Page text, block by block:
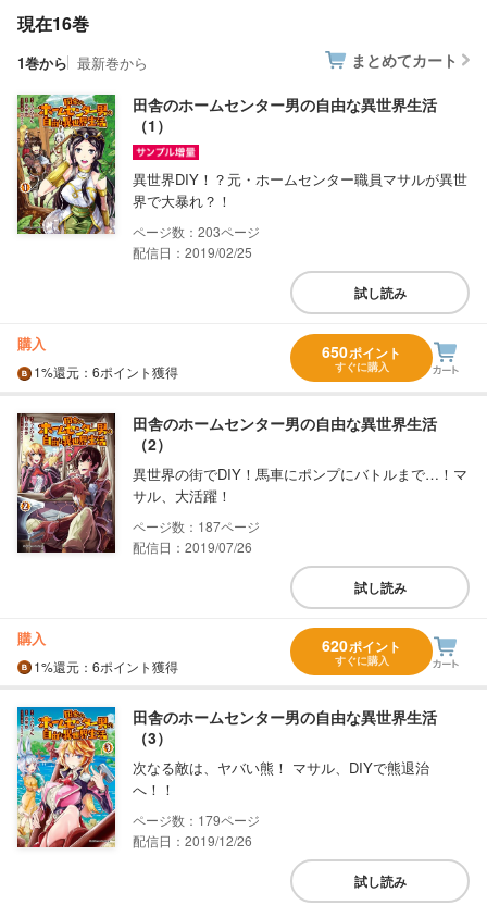
現在16巻
1巻から 最新巻から まとめてカート
田舎のホームセンター男の自由な異世界生活
（1）
異世界DIY！？元・ホームセンター職員マサルが異世
界で大暴れ？！
203
配信日：2019/02/25
試し読み
購入
1%還元 ：6ポイント獲得
650ポイント
すぐに購入
田舎のホームセンター男の自由な異世界生活
（2）
異世界の街でDIY！馬車にポンプにバトルまで…！マ
サル、大活躍！
187
配信日：2019/07/26
試し読み
購入
1%還元 ：6ポイント獲得
620ポイント
すぐに購入
田舎のホームセンター男の自由な異世界生活
（3）
次なる敵は、ヤバい熊！ マサル、DIYで熊退治
へ！！
179
配信日：2019/12/26
試し読み